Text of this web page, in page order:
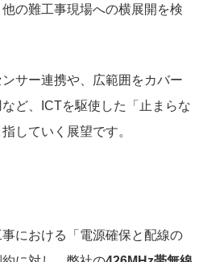
の難工事現場への横展開を検
サー連携や、広範囲をカバー
ど、ICTを駆使した「止まらな
していく展望です。
における「電源確保と配線の